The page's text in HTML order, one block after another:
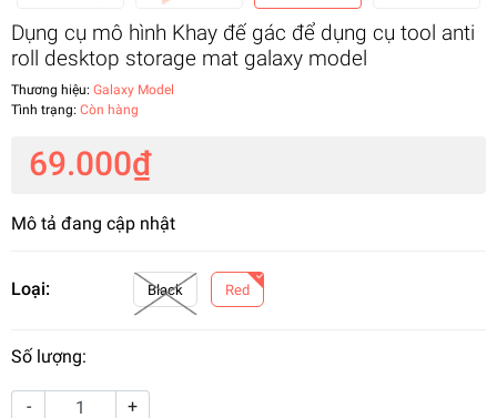
Dụng cụ mô hình Khay đế gác để dụng cụ tool anti
roll desktop storage mat galaxy model
Thương hiệu: Galaxy Model
Tình trạng: Còn hàng
69.000₫
Mô tả đang cập nhật
Loại: Black Red
Số lượng:
- +